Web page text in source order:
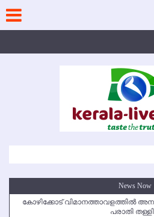
content
News Now
കോഴിക്കോട് വിമാനത്താവളത്തില്‍
പരാതി തള്ളി